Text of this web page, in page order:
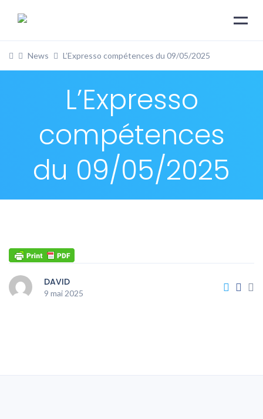
News L’Expresso compétences du 09/05/2025
L’Expresso
compétences
du 09/05/2025
DAVID
9 mai 2025